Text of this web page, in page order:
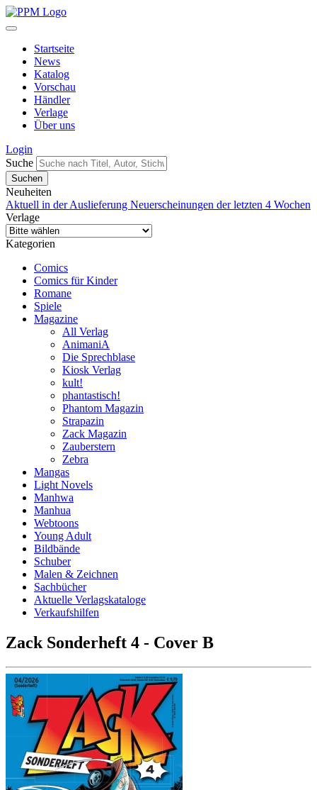
Startseite
News
Katalog
Vorschau
Händler
Verlage
Über uns
Login
Suche
Neuheiten
Aktuell in der Auslieferung Neuerscheinungen der letzten 4 Wochen
Verlage
Kategorien
Comics
Comics für Kinder
Romane
Spiele
Magazine
All Verlag
AnimaniA
Die Sprechblase
Kiosk Verlag
kult!
phantastisch!
Phantom Magazin
Strapazin
Zack Magazin
Zauberstern
Zebra
Mangas
Light Novels
Manhwa
Manhua
Webtoons
Young Adult
Bildbände
Schuber
Malen & Zeichnen
Sachbücher
Aktuelle Verlagskataloge
Verkaufshilfen
Zack Sonderheft 4 - Cover B